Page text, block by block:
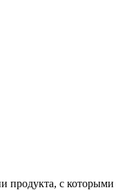
продукта, с